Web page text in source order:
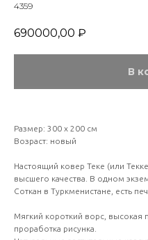
4359
690000,00 ₽
В
Размер: 300 х 200 см
Возраст: новый
Настоящий ковер Теке (или
высшего качества. В одном
Соткан в Туркменистане, есть
Мягкий короткий ворс, высокая
проработка рисунка.